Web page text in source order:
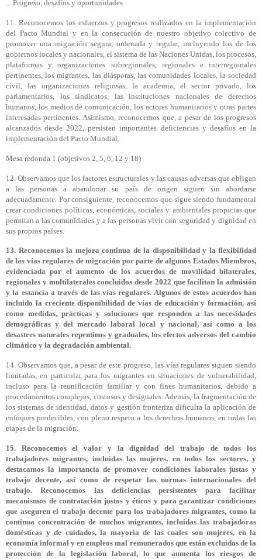
... Progreso, desafíos y oportunidades
11. Reconocemos los esfuerzos y progresos realizados en la implementación
del Pacto Mundial y en la consecución de nuestro objetivo colectivo de
promover una migración segura, ordenada y regular, incluyendo los de los
gobiernos locales y nacionales, el sistema de las Naciones Unidas, los procesos,
plataformas y organizaciones subregionales, regionales e interregionales
pertinentes, los migrantes, las diásporas, las comunidades locales, la sociedad
civil, las organizaciones religiosas, la academia, el sector privado, los
parlamentarios, los sindicatos, las instituciones nacionales de derechos
humanos, los medios de comunicación, los actores humanitarios y otras partes
interesadas pertinentes. Asimismo, reconocemos que, a pesar de los progresos
alcanzados desde 2022, persisten importantes deficiencias y desafíos en la
implementación del Pacto Mundial.
Mesa redonda 1 (objetivos 2, 5, 6, 12 y 18)
12. Observamos que los factores estructurales y las causas adversas que obligan
a las personas a abandonar su país de origen siguen sin abordarse
adecuadamente. Por consiguiente, reconocemos que sigue siendo fundamental
crear condiciones políticas, económicas, sociales y ambientales propicias que
permitan a las comunidades y a las personas vivir con seguridad y dignidad en
sus propios países.
13. Reconocemos la mejora continua de la disponibilidad y la flexibilidad
de las vías regulares de migración por parte de algunos Estados Miembros,
evidenciada por el aumento de los acuerdos de movilidad bilaterales,
regionales y multilaterales concluidos desde 2022 que facilitan la admisión
y la estancia a través de las vías regulares. Algunos de estos acuerdos han
incluido la creciente disponibilidad de vías de educación y formación, así
como medidas, prácticas y soluciones que responden a las necesidades
demográficas y del mercado laboral local y nacional, así como a los
desastres naturales repentinos y graduales, los efectos adversos del cambio
climático y la degradación ambiental.
14. Observamos que, a pesar de este progreso, las vías regulares siguen siendo
limitadas, en particular para los migrantes en situaciones de vulnerabilidad,
incluso para la reunificación familiar y con fines humanitarios, debido a
procedimientos complejos, costosos y desiguales. Además, la fragmentación de
los sistemas de identidad, datos y gestión fronteriza dificulta la aplicación de
enfoques predecibles, con pleno respeto a los derechos humanos, en todas las
etapas de la migración.
15. Reconocemos el valor y la dignidad del trabajo de todos los
trabajadores migrantes, incluidas las mujeres, en todos los sectores, y
destacamos la importancia de promover condiciones laborales justas y
trabajo decente, así como de respetar las normas internacionales del
trabajo. Reconocemos las deficiencias persistentes para facilitar
mecanismos de contratación justos y éticos y para garantizar condiciones
que aseguren el trabajo decente para los trabajadores migrantes, como la
continua concentración de muchos migrantes, incluidas las trabajadoras
domésticas y de cuidados, la mayoría de las cuales son mujeres, en la
economía informal y en empleos mal remunerados que están excluidos de la
protección de la legislación laboral, lo que aumenta los riesgos de